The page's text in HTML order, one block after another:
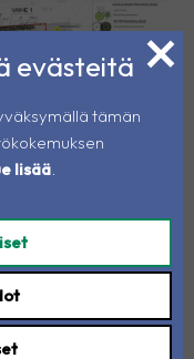
evästeitä
tämän
lisää.